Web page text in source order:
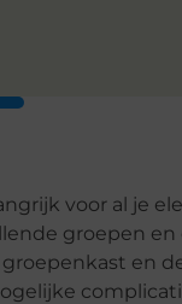
voor al je
groepen
en